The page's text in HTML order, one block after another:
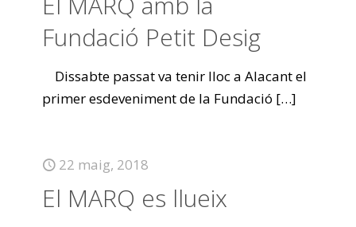
Fundació Petit Desig
Dissabte passat va tenir lloc a Alacant el
primer esdeveniment de la Fundació […]
22 maig, 2018
El MARQ es llueix